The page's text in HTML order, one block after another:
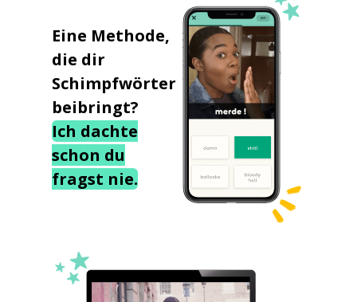
Eine Methode,
die dir
Schimpfwörter
beibringt?
Ich dachte
schon du
fragst nie.